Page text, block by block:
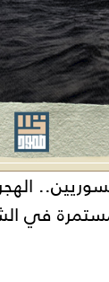
في